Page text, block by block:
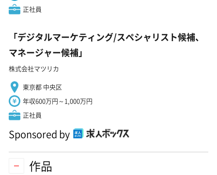
正社員
「デジタルマーケティング/スペシャリスト候補、
マネージャー候補」
株式会社マツリカ
東京都 中央区
年収600万円～1,000万円
正社員
Sponsored by
作品